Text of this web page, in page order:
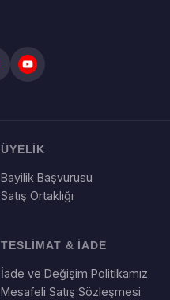
ÜYELİK
Bayilik Başvurusu
Satış Ortaklığı
TESLİMAT & İADE
İade ve Değişim Politikamız
Mesafeli Satış Sözleşmesi